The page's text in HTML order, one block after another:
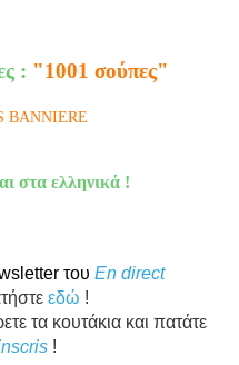
: "1001 σούπες"
στα ελληνικά !
του En direct
εδώ !
τα κουτάκια και πατάτε
!